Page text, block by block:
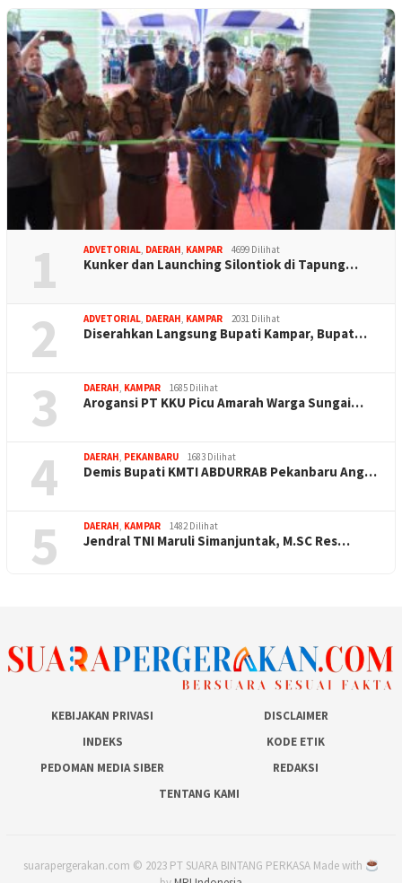
1 ADVETORIAL, DAERAH, KAMPAR 4699 Dilihat
Kunker dan Launching Silontiok di Tapung…
2 ADVETORIAL, DAERAH, KAMPAR 2031 Dilihat
Diserahkan Langsung Bupati Kampar, Bupat…
3 DAERAH, KAMPAR 1685 Dilihat
Arogansi PT KKU Picu Amarah Warga Sungai…
4 DAERAH, PEKANBARU 1683 Dilihat
Demis Bupati KMTI ABDURRAB Pekanbaru Ang…
5 DAERAH, KAMPAR 1482 Dilihat
Jendral TNI Maruli Simanjuntak, M.SC Res…
KEBIJAKAN PRIVASI
DISCLAIMER
INDEKS
KODE ETIK
PEDOMAN MEDIA SIBER
REDAKSI
TENTANG KAMI
suarapergerakan.com © 2023 PT SUARA BINTANG PERKASA Made with